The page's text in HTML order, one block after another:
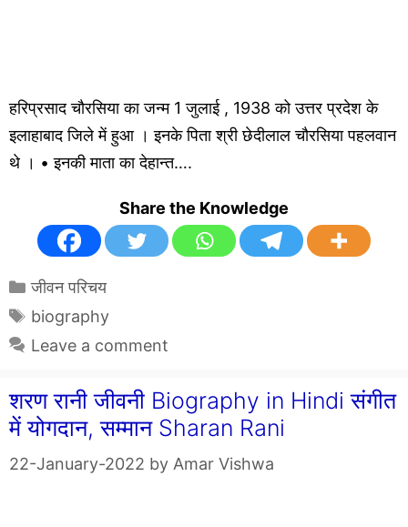
हरिप्रसाद चौरसिया का जन्म 1 जुलाई , 1938 को उत्तर प्रदेश के
इलाहाबाद जिले में हुआ । इनके पिता श्री छेदीलाल चौरसिया पहलवान
थे । • इनकी माता का देहान्त….
Share the Knowledge
Categories
जीवन परिचय
Tags
biography
Leave a comment
शरण रानी जीवनी Biography in Hindi संगीत
में योगदान, सम्मान Sharan Rani
22-January-2022 by Amar Vishwa